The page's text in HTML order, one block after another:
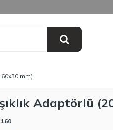
mm)
Adaptörlü